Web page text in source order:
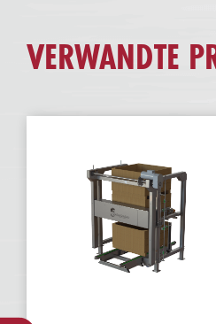
VERWANDTE